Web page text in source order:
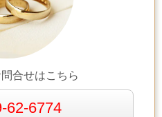
合せはこちら
62-6774